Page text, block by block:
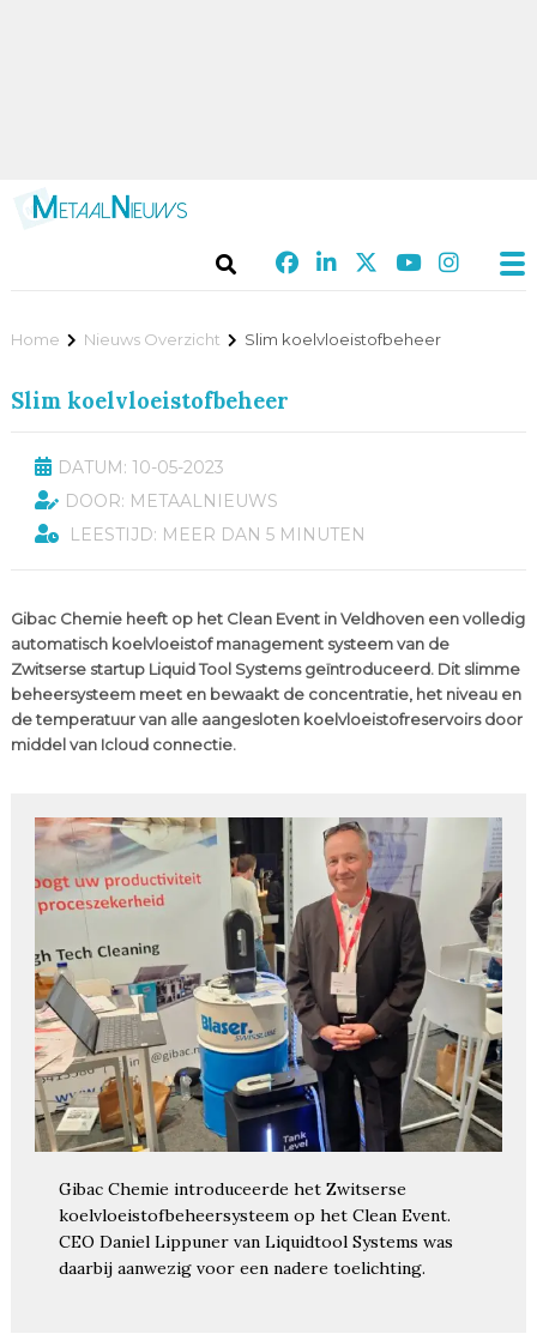
Home Nieuws Overzicht Slim koelvloeistofbeheer
Slim koelvloeistofbeheer
DATUM: 10-05-2023
DOOR: METAALNIEUWS
LEESTIJD: MEER DAN 5 MINUTEN
Gibac Chemie heeft op het Clean Event in Veldhoven een volledig
automatisch koelvloeistof management systeem van de
Zwitserse startup Liquid Tool Systems geïntroduceerd. Dit slimme
beheersysteem meet en bewaakt de concentratie, het niveau en
de temperatuur van alle aangesloten koelvloeistofreservoirs door
middel van Icloud connectie.
Gibac Chemie introduceerde het Zwitserse
koelvloeistofbeheersysteem op het Clean Event.
CEO Daniel Lippuner van Liquidtool Systems was
daarbij aanwezig voor een nadere toelichting.